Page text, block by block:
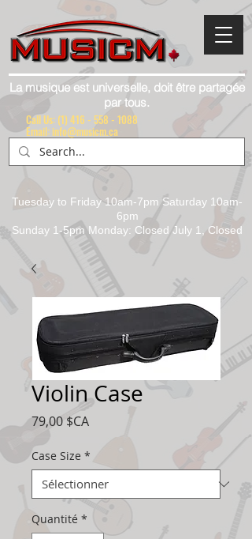
La musique est universelle, doit être partagée
par tous.
Tuesday to Friday 10am-7pm Saturday 10am-
6pm
Sunday 1-5pm Monday: Closed July 1, Closed
Call Us: (1) 416 - 558 - 1088
Email: info@musicm.ca
Violin Case
79,00 $CAPrix
Case Size *
Quantité *